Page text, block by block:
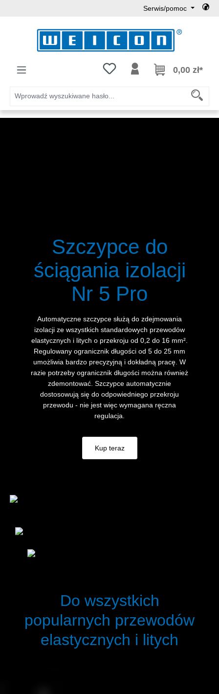
Serwis/pomoc
Masz 0 przedmioty na liście
0,00 zł*
Szczypce do
ściągania izolacji
Nr 5 Pro
Automatyczne szczypce służą do zdejmowania
izolacji ze wszystkich standardowych przewodów
elastycznych i litych o przekroju od 0,2 do 16 mm².
Regulowany ogranicznik długości od 5 do 25 mm
umożliwia bardzo precyzyjną i dokładną pracę. W
razie potrzeby ogranicznik długości można również
zdemontować. Szczypce automatycznie
dostosowują się do odpowiedniego przekroju
przewodu - nie jest więc wymagana ręczna
regulacja.
Kup teraz
Do wszystkich
popularnych przewodów
elastycznych i litych